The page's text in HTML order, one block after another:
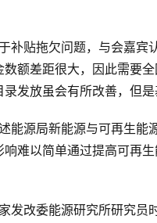
数额差距很大，因此需要
录发放虽会有所改善，但
响难以简单通过提高可再